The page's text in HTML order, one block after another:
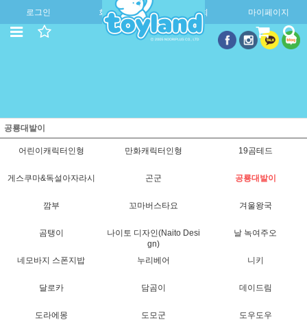
로그인 회원가입 주문조회 마이페이지
공룡대발이
어린이캐릭터인형 만화캐릭터인형 19곰테드
게스쿠마&독설아자라시 곤군 공룡대발이
깜부 꼬마버스타요 겨울왕국
곰탱이
나이토 디자인(Naito Desi
gn)
날 녹여주오
네모바지 스폰지밥 누리베어 니키
달로카 담곰이 데이드림
도라에몽 도모군 도우도우